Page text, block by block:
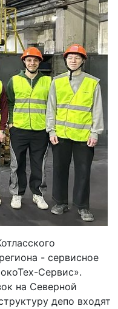
- сервисное
Сервис».
на Северной
депо входят